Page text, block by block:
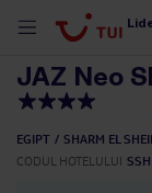
JAZ Neo
EGIPT SHARM EL
CODUL HOTELULUI